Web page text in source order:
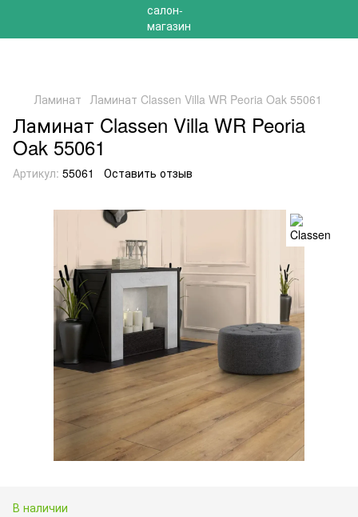
Ламинат Ламинат Classen Villa WR Peoria Oak 55061
Ламинат Classen Villa WR Peoria
Oak 55061
Артикул: 55061 Оставить отзыв
В наличии